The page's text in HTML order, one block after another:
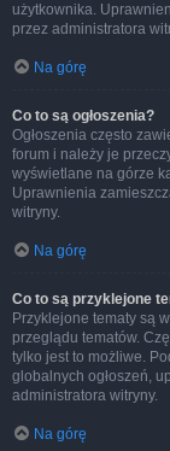
użytkownika.
przez administratora
Na górę
Co to są ogłoszenia?
Ogłoszenia często
forum i należy je
wyświetlane na górze
Uprawnienia
witryny.
Na górę
Co to są przyklejone
Przyklejone tematy są
przeglądu tematów.
tylko jest to możliwe.
globalnych ogłoszeń,
administratora witryny.
Na górę